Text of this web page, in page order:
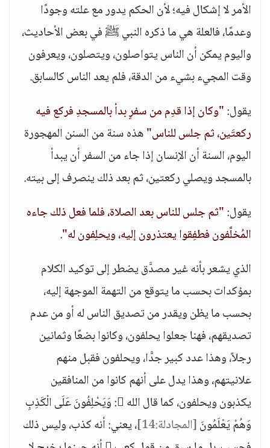
الأمر لا إشكال فيه؛ لأن الحكم يدور مع علته وجودًا
وعدمًا، فالعلة هي ما ذكره النبي ﷺ في بعض الأحاديث،
واليوم يمكن أن الناس يتواصلون، ويتصلون، ويعرفون
وقت المجيء بشيء من الدقة، فلم يعد الناس كالسابق.
يقول:"وكان إذا قدِم من سفرٍ بدأ بالمسجدِ فركع فيه
ركعتَين، ثم جلس للناس"هذه سنة من السنن المهجورة
اليوم، السنة أن الإنسان إذا جاء من السفر أن يبدأ
بالمسجد ويصلي ركعتين، ثم بعد ذلك ينصرف إلى بيته.
يقول:"ثم جلس للناس بعد الصلاة، فلما فعل ذلك جاءه
المُخلَّفون فطفِقوا يعتذرون إليه، ويحلِفون له".
الذي يشعر بأنه غير مصدَّق يضطر إلى توكيد الكلام
بمؤكدات بحسب ما يتوقع من التهمة الموجهة إليه،
بحسب ما يظن ويقدر من تصديق الناس له أو من عدم
تصديقهم، فهنا جعلوا يحلفون، وكانوا بضعًا وثمانين
رجلاً، وهذا عدد كبير جدًّا، ويحلفون فقبل منهم
علانيتهم، وهذا يدل على أنهم كانوا من المنافقين
يكذبون ويحلفون، كما قال الله : وَيَحْلِفُونَ عَلَى الْكَذِبِ
وَهُمْ يَعْلَمُونَ[المجادلة:14]
، يعني: أنه كذب، وليس ذلك